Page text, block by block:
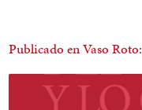
Publicado en Vaso Roto: